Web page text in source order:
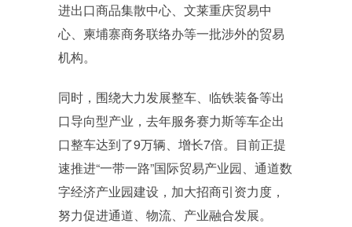
进出口商品集散中心、文莱重庆贸易中
心、柬埔寨商务联络办等一批涉外的贸易
机构。
同时，围绕大力发展整车、临铁装备等出
口导向型产业，去年服务赛力斯等车企出
口整车达到了9万辆、增长7倍。目前正提
速推进“一带一路”国际贸易产业园、通道数
字经济产业园建设，加大招商引资力度，
努力促进通道、物流、产业融合发展。